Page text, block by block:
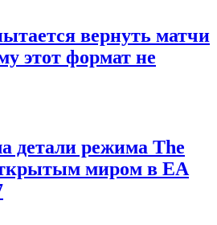
вернуть матчи
этот формат не
детали режима The
миром в EA